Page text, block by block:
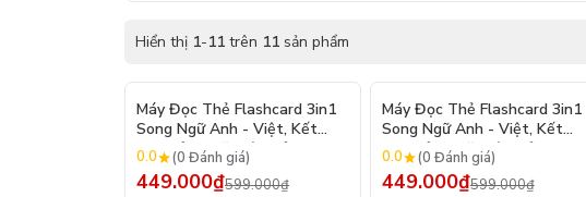
Hiển thị 1-11 trên 11 sản phẩm
- 25%
Máy Đọc Thẻ Flashcard 3in1
Song Ngữ Anh - Việt, Kết
Hợp Bảng Vẽ Điện Tử LCD Tự
Xóa Thông Minh - Màu Hồng
0.0 (0 Đánh giá)
449.000₫599.000₫
- 25%
Máy Đọc Thẻ Flashcard 3in1
Song Ngữ Anh - Việt, Kết
Hợp Bảng Vẽ Điện Tử LCD Tự
Xóa Thông Minh - Màu Xanh
0.0 (0 Đánh giá)
449.000₫599.000₫